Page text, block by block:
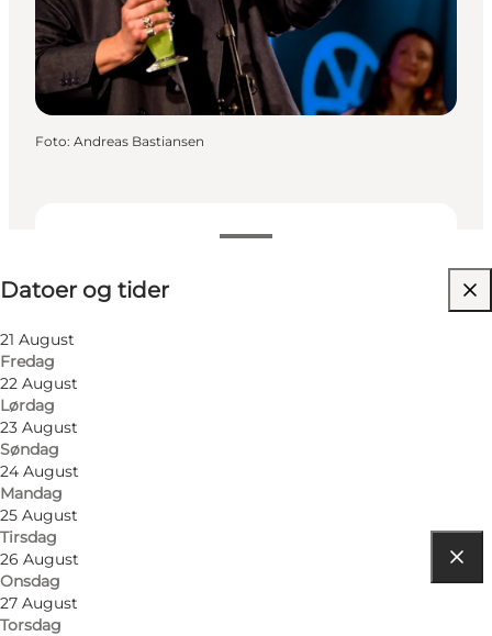
Datoer og tider
21 August
Fredag
22 August
Lørdag
23 August
Søndag
24 August
Mandag
25 August
Tirsdag
26 August
Onsdag
27 August
Torsdag
Besøg hjemmeside
Foto: Andreas Bastiansen